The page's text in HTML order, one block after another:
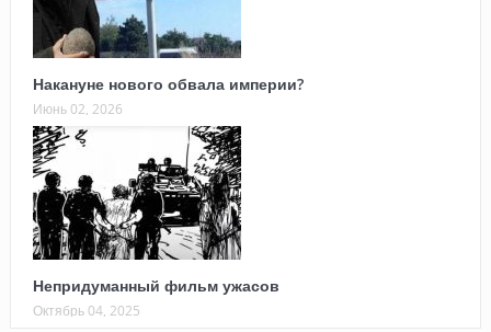
Накануне нового обвала империи?
Июнь 02, 2026
Непридуманный фильм ужасов
Октябрь 04, 2025